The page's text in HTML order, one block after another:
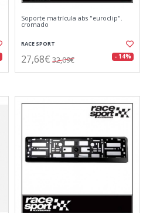
Soporte matrícula abs "euroclip".
cromado
RACE SPORT
27,68€ 32,09€ - 14%